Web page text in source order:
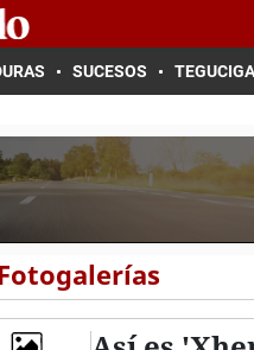
SUCESOS
Fotogalerías